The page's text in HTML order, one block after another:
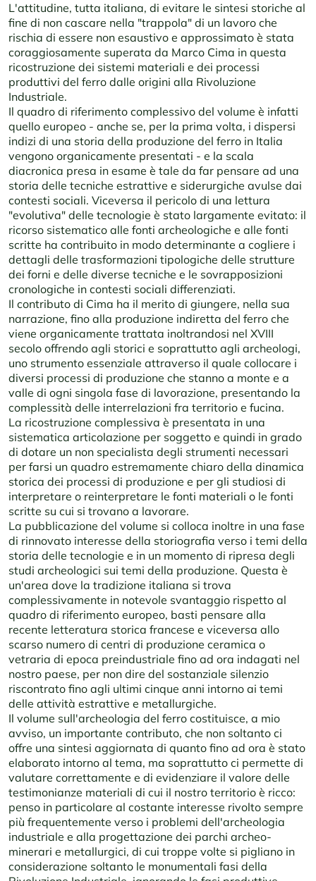
L'attitudine, tutta italiana, di evitare le sintesi storiche al
fine di non cascare nella "trappola" di un lavoro che
rischia di essere non esaustivo e approssimato è stata
coraggiosamente superata da Marco Cima in questa
ricostruzione dei sistemi materiali e dei processi
produttivi del ferro dalle origini alla Rivoluzione
Industriale.
Il quadro di riferimento complessivo del volume è infatti
quello europeo - anche se, per la prima volta, i dispersi
indizi di una storia della produzione del ferro in Italia
vengono organicamente presentati - e la scala
diacronica presa in esame è tale da far pensare ad una
storia delle tecniche estrattive e siderurgiche avulse dai
contesti sociali. Viceversa il pericolo di una lettura
"evolutiva" delle tecnologie è stato largamente evitato: il
ricorso sistematico alle fonti archeologiche e alle fonti
scritte ha contribuito in modo determinante a cogliere i
dettagli delle trasformazioni tipologiche delle strutture
dei forni e delle diverse tecniche e le sovrapposizioni
cronologiche in contesti sociali differenziati.
Il contributo di Cima ha il merito di giungere, nella sua
narrazione, fino alla produzione indiretta del ferro che
viene organicamente trattata inoltrandosi nel XVIII
secolo offrendo agli storici e soprattutto agli archeologi,
uno strumento essenziale attraverso il quale collocare i
diversi processi di produzione che stanno a monte e a
valle di ogni singola fase di lavorazione, presentando la
complessità delle interrelazioni fra territorio e fucina.
La ricostruzione complessiva è presentata in una
sistematica articolazione per soggetto e quindi in grado
di dotare un non specialista degli strumenti necessari
per farsi un quadro estremamente chiaro della dinamica
storica dei processi di produzione e per gli studiosi di
interpretare o reinterpretare le fonti materiali o le fonti
scritte su cui si trovano a lavorare.
La pubblicazione del volume si colloca inoltre in una fase
di rinnovato interesse della storiografia verso i temi della
storia delle tecnologie e in un momento di ripresa degli
studi archeologici sui temi della produzione. Questa è
un'area dove la tradizione italiana si trova
complessivamente in notevole svantaggio rispetto al
quadro di riferimento europeo, basti pensare alla
recente letteratura storica francese e viceversa allo
scarso numero di centri di produzione ceramica o
vetraria di epoca preindustriale fino ad ora indagati nel
nostro paese, per non dire del sostanziale silenzio
riscontrato fino agli ultimi cinque anni intorno ai temi
delle attività estrattive e metallurgiche.
Il volume sull'archeologia del ferro costituisce, a mio
avviso, un importante contributo, che non soltanto ci
offre una sintesi aggiornata di quanto fino ad ora è stato
elaborato intorno al tema, ma soprattutto ci permette di
valutare correttamente e di evidenziare il valore delle
testimonianze materiali di cui il nostro territorio è ricco:
penso in particolare al costante interesse rivolto sempre
più frequentemente verso i problemi dell'archeologia
industriale e alla progettazione dei parchi archeo-
minerari e metallurgici, di cui troppe volte si pigliano in
considerazione soltanto le monumentali fasi della